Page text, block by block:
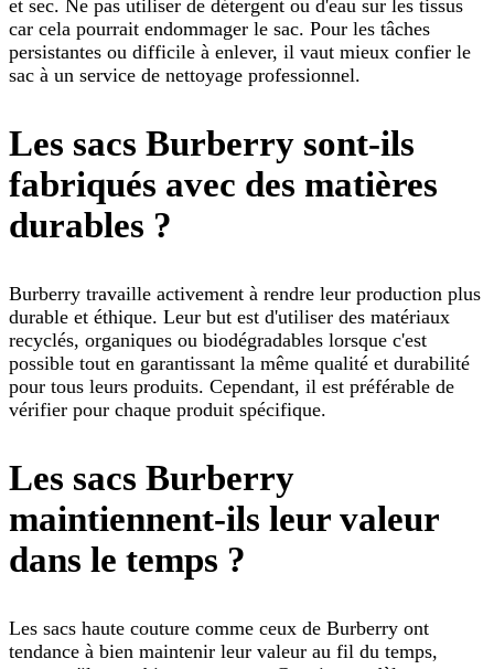
et sec. Ne pas utiliser de détergent ou d'eau sur les tissus
car cela pourrait endommager le sac. Pour les tâches
persistantes ou difficile à enlever, il vaut mieux confier le
sac à un service de nettoyage professionnel.
Les sacs Burberry sont-ils
fabriqués avec des matières
durables ?
Burberry travaille activement à rendre leur production plus
durable et éthique. Leur but est d'utiliser des matériaux
recyclés, organiques ou biodégradables lorsque c'est
possible tout en garantissant la même qualité et durabilité
pour tous leurs produits. Cependant, il est préférable de
vérifier pour chaque produit spécifique.
Les sacs Burberry
maintiennent-ils leur valeur
dans le temps ?
Les sacs haute couture comme ceux de Burberry ont
tendance à bien maintenir leur valeur au fil du temps,